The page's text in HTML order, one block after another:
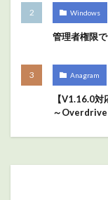
Windows
管理者権限
Anagram
【V1.16.0
～